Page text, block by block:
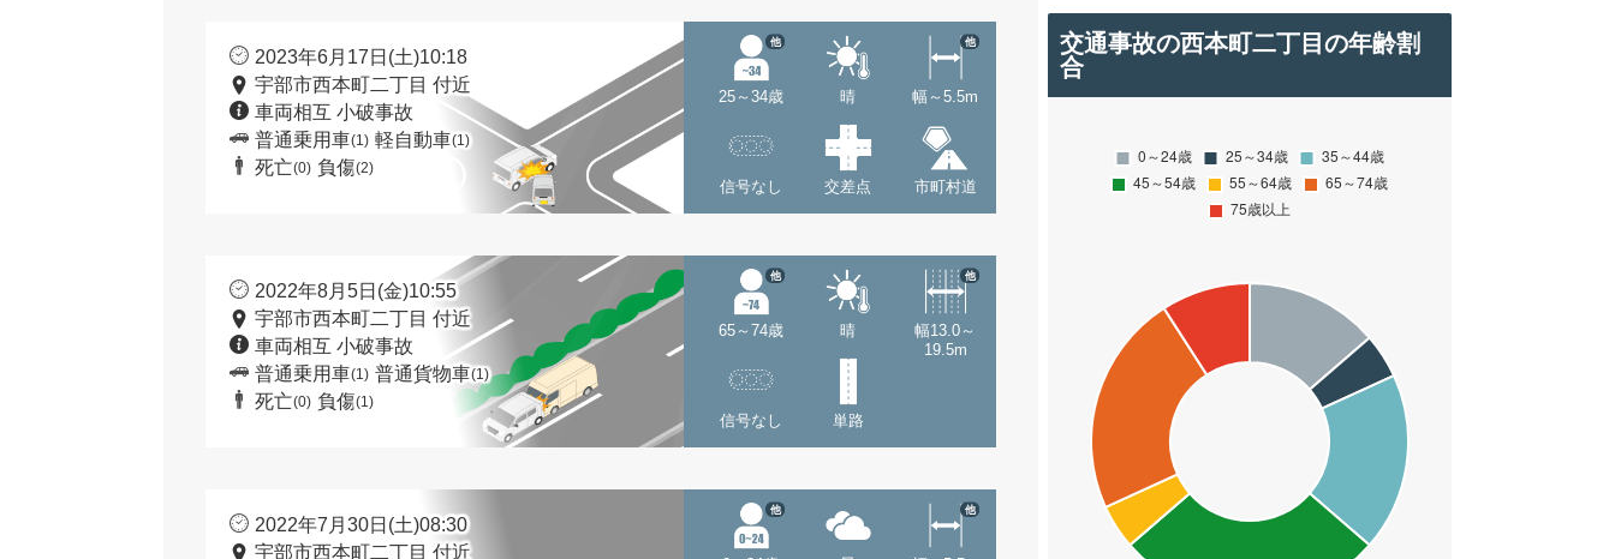
2023年6月17日(土)10:18
宇部市西本町二丁目 付近
車両相互 小破事故
普通乗用車(1) 軽自動車(1)
死亡(0) 負傷(2)
25～34歳
他
晴 幅～5.5m
他
信号なし 交差点 市町村道
2022年8月5日(金)10:55
宇部市西本町二丁目 付近
車両相互 小破事故
普通乗用車(1) 普通貨物車(1)
死亡(0) 負傷(1)
65～74歳
他
晴
幅13.0～
19.5m
他
信号なし 単路
2022年7月30日(土)08:30
宇部市西本町二丁目 付近
他 他
交通事故の西本町二丁目の年齢割
合